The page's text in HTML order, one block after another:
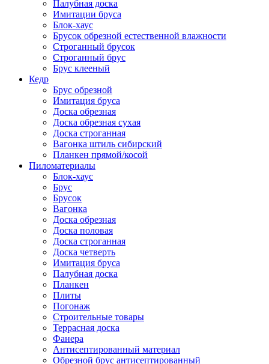
Палубная доска
Имитации бруса
Блок-хаус
Брусок обрезной естественной влажности
Строганный брусок
Строганный брус
Брус клееный
Кедр
Брус обрезной
Имитация бруса
Доска обрезная
Доска обрезная сухая
Доска строганная
Вагонка штиль сибирский
Планкен прямой/косой
Пиломатериалы
Блок-хаус
Брус
Брусок
Вагонка
Доска обрезная
Доска половая
Доска строганная
Доска четверть
Имитация бруса
Палубная доска
Планкен
Плиты
Погонаж
Строительные товары
Террасная доска
Фанера
Антисептированный материал
Обрезной брус антисептированный